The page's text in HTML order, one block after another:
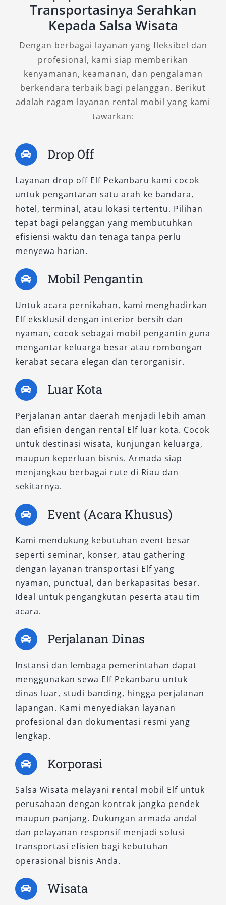
kenyamanan seperti AC, reclining seat, dan
sistem hiburan. Layanan kami tersedia dalam
format dengan sopir maupun lepas kunci,
tergantung kebutuhan Anda.
3. Elf NLR
Untuk Anda yang mengutamakan efisiensi
bahan bakar dan performa mesin terbaru,
ini merupakan generasi lanjutan dari Elf klasik,
dirancang dengan teknologi lebih modern dan
rangka yang ringan namun kuat. Kapasitas
tempat duduk Elf NLR dapat disesuaikan
hingga 17 orang, membuatnya ideal untuk
kebutuhan travel reguler maupun charter.
Keunggulan utama Elf NLR adalah
kestabilannya dalam perjalanan jarak jauh
maupun menanjak. Suspensinya
disempurnakan agar penumpang tetap nyaman
di berbagai medan. Selain itu, tampilannya
yang lebih modern memberi kesan profesional,
cocok digunakan untuk kebutuhan instansi
atau perusahaan.
Memilih jenis mobil Elf yang sesuai akan
menentukan kenyamanan dan efektivitas
perjalanan Anda. Di Salsa Wisata, kami
menghadirkan layanan rental mobil Elf yang
dapat disesuaikan dengan kebutuhan, mulai
dari Elf Short, Elf Long, hingga Elf NLR. Semua
unit tersedia untuk pemakaian harian 24 jam,
bulanan, hingga ke luar kota dengan harga
terjangkau dan layanan terpercaya.
Jika Anda mencari sewa Elf Pekanbaru yang
profesional, aman, dan memberikan
kami. Kami siap membantu Anda menemukan
pilihan kendaraan terbaik untuk perjalanan
yang lebih nyaman dan menyenangkan.
Transportasinya Serahkan
Kepada Salsa Wisata
Dengan berbagai layanan yang fleksibel dan
profesional, kami siap memberikan
kenyamanan, keamanan, dan pengalaman
berkendara terbaik bagi pelanggan. Berikut
adalah ragam layanan rental mobil yang kami
tawarkan:
Drop Off
Layanan drop off Elf Pekanbaru kami cocok
untuk pengantaran satu arah ke bandara,
hotel, terminal, atau lokasi tertentu. Pilihan
tepat bagi pelanggan yang membutuhkan
efisiensi waktu dan tenaga tanpa perlu
menyewa harian.
Mobil Pengantin
Untuk acara pernikahan, kami menghadirkan
Elf eksklusif dengan interior bersih dan
nyaman, cocok sebagai mobil pengantin guna
mengantar keluarga besar atau rombongan
kerabat secara elegan dan terorganisir.
Luar Kota
Perjalanan antar daerah menjadi lebih aman
dan efisien dengan rental Elf luar kota. Cocok
untuk destinasi wisata, kunjungan keluarga,
maupun keperluan bisnis. Armada siap
menjangkau berbagai rute di Riau dan
sekitarnya.
Event (Acara Khusus)
Kami mendukung kebutuhan event besar
seperti seminar, konser, atau gathering
dengan layanan transportasi Elf yang
nyaman, punctual, dan berkapasitas besar.
Ideal untuk pengangkutan peserta atau tim
acara.
Perjalanan Dinas
Instansi dan lembaga pemerintahan dapat
menggunakan sewa Elf Pekanbaru untuk
dinas luar, studi banding, hingga perjalanan
lapangan. Kami menyediakan layanan
profesional dan dokumentasi resmi yang
lengkap.
Korporasi
Salsa Wisata melayani rental mobil Elf untuk
perusahaan dengan kontrak jangka pendek
maupun panjang. Dukungan armada andal
dan pelayanan responsif menjadi solusi
transportasi efisien bagi kebutuhan
operasional bisnis Anda.
Wisata